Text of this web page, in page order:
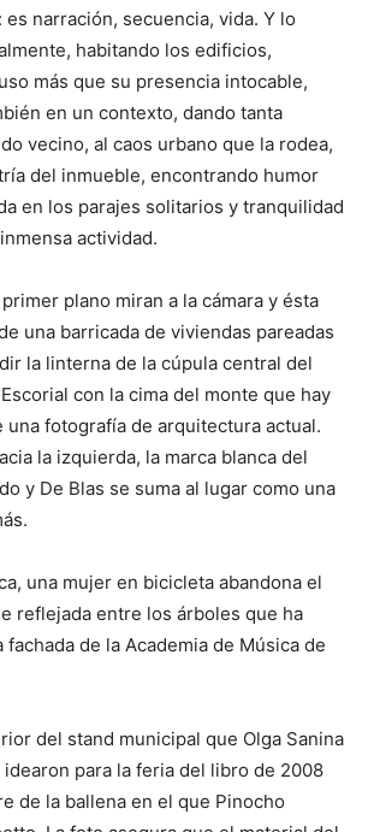
es narración, secuencia, vida. Y lo
habitando los edificios,
más que su presencia intocable,
en un contexto, dando tanta
vecino, al caos urbano que la rodea,
del inmueble, encontrando humor
en los parajes solitarios y tranquilidad
actividad.
plano miran a la cámara y ésta
una barricada de viviendas pareadas
la linterna de la cúpula central del
con la cima del monte que hay
una fotografía de arquitectura actual.
la izquierda, la marca blanca del
y De Blas se suma al lugar como una
una mujer en bicicleta abandona el
reflejada entre los árboles que ha
fachada de la Academia de Música de
del stand municipal que Olga Sanina
para la feria del libro de 2008
de la ballena en el que Pinocho